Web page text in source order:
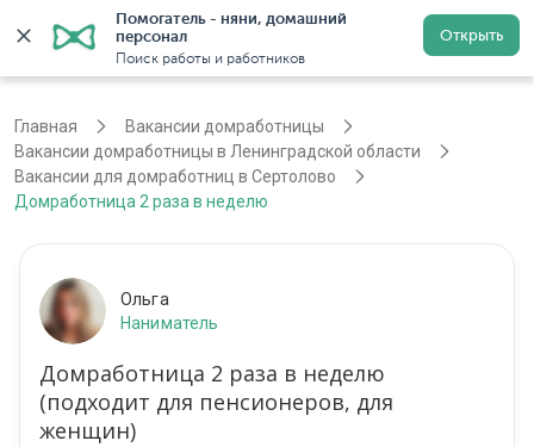
Помогатель - няни, домашний
персонал
Поиск работы и работников
Открыть
Санкт-Петербург Регистрация
Главная
Вакансии домработницы
Вакансии домработницы в Ленинградской области
Вакансии для домработниц в Сертолово
Домработница 2 раза в неделю
Ольга
Наниматель
Домработница 2 раза в неделю
(подходит для пенсионеров, для
женщин)